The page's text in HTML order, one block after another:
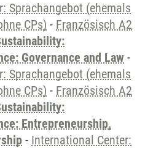
Sprachangebot (ehemals
CPs) - Französisch A2
Governance and Law -
Sprachangebot (ehemals
CPs) - Französisch A2
Entrepreneurship,
- International Center: